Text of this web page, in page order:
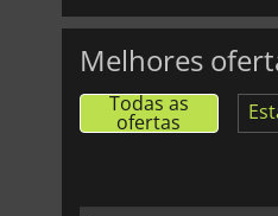
Melhores
Todas as
ofertas